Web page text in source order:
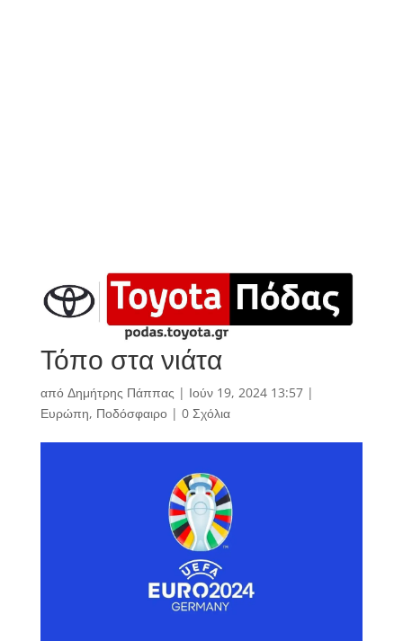
Τόπο στα νιάτα
από Δημήτρης Πάππας | Ιούν 19, 2024 13:57|
Ευρώπη, Ποδόσφαιρο| 0 Σχόλια